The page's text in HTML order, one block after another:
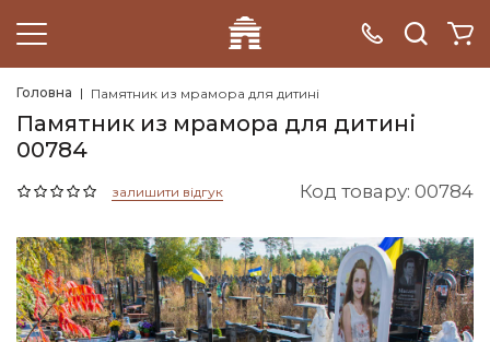
Головна Памятник из мрамора для дитині
Памятник из мрамора для дитині
00784
залишити відгук Код товару: 00784